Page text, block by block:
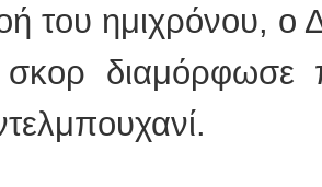
του ημιχρόνου, ο
σκορ